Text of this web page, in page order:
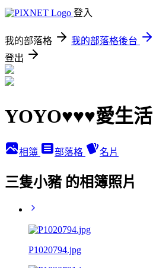
登入
我的部落格 我的部落格後台
登出
YOYO♥♥♥愛生活
相簿 部落格 名片
三隻小豬 的相簿照片
P1020794.jpg